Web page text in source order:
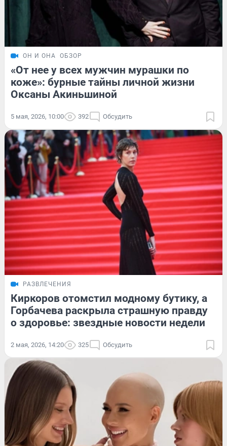
ОН И ОНА ОБЗОР
«От нее у всех мужчин мурашки по
коже»: бурные тайны личной жизни
Оксаны Акиньшиной
5 мая, 2026, 10:00 392 Обсудить
РАЗВЛЕЧЕНИЯ
Киркоров отомстил модному бутику, а
Горбачева раскрыла страшную правду
о здоровье: звездные новости недели
2 мая, 2026, 14:20 325 Обсудить